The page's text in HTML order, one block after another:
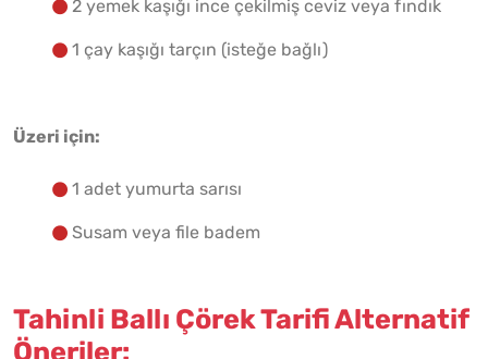
2 yemek kaşığı ince çekilmiş ceviz veya fındık
1 çay kaşığı tarçın (isteğe bağlı)
Üzeri için:
1 adet yumurta sarısı
Susam veya file badem
Tahinli Ballı Çörek Tarifi Alternatif
Öneriler: